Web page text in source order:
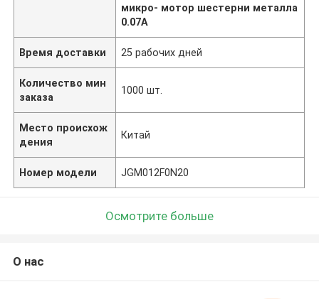
микро- мотор шестерни металла
0.07A
Время доставки 25 рабочих дней
Количество мин
заказа
1000 шт.
Место происхож
дения
Китай
Номер модели JGM012F0N20
Осмотрите больше
О нас